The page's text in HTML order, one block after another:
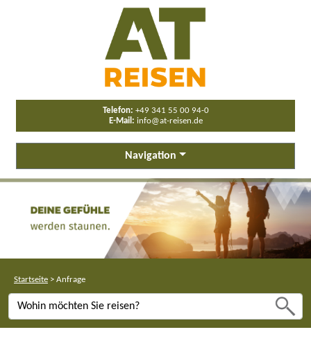
Telefon: +49 341 55 00 94-0
E-Mail: info@at-reisen.de
Navigation
Startseite > Anfrage